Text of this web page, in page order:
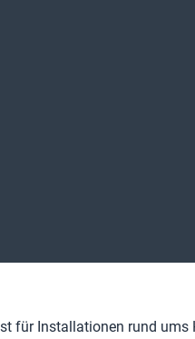
für Installationen rund